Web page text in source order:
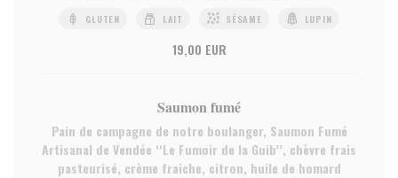
GLUTEN LAIT SÉSAME LUPIN
19,00 EUR
Saumon fumé
Pain de campagne de notre boulanger, Saumon Fumé
Artisanal de Vendée ‘‘Le Fumoir de la Guib’’, chèvre frais
pasteurisé, crème fraiche, citron, huile de homard